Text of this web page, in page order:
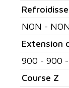
NON -
Extension
900 - 900
Course Z